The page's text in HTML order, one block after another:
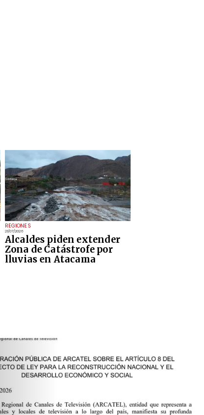
REGIONES
21/07/2026
Alcaldes piden extender
Zona de Catástrofe por
lluvias en Atacama